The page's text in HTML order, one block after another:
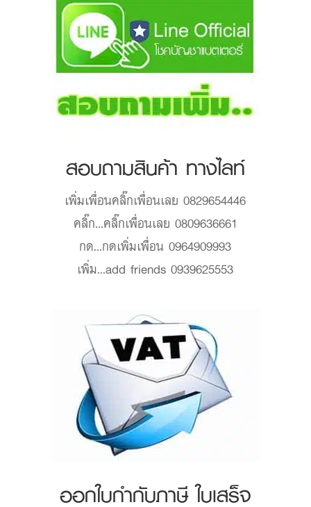
สอบถามสินค้า ทางไลท์
เพิ่มเพื่อนคลิ๊กเพื่อนเลย 0829654446
คลิ๊ก...คลิ๊กเพื่อนเลย 0809636661
กด...กดเพิ่มเพื่อน 0964909993
เพิ่ม...add friends 0939625553
ออกใบกำกับภาษี ใบเสร็จ